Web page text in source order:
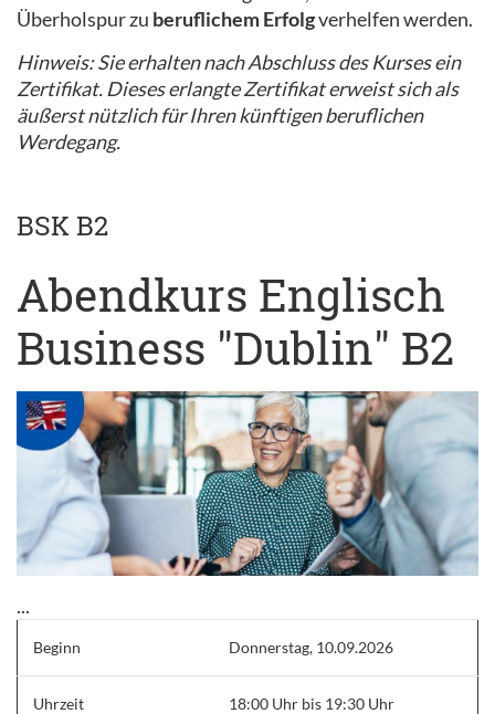
Überholspur zu beruflichem Erfolgverhelfen werden.
Hinweis: Sie erhalten nach Abschluss des Kurses ein
Zertifikat. Dieses erlangte Zertifikat erweist sich als
äußerst nützlich für Ihren künftigen beruflichen
Werdegang.
BSK B2
Abendkurs Englisch
Business "Dublin" B2
...
Beginn Donnerstag, 10.09.2026
Uhrzeit 18:00 Uhr bis 19:30 Uhr